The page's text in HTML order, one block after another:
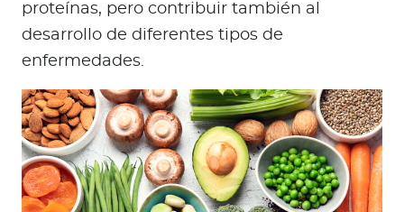
proteínas, pero contribuir también al
desarrollo de diferentes tipos de
enfermedades.